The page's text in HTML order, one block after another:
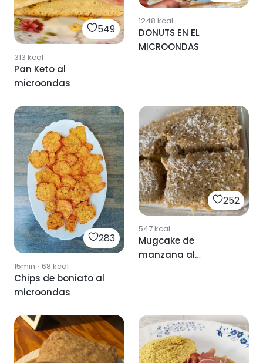
549
313 kcal
Pan Keto al
microondas
1248 kcal
DONUTS EN EL
MICROONDAS
283
15min · 68 kcal
Chips de boniato al
microondas
252
547kcal
Mugcake de
manzana al